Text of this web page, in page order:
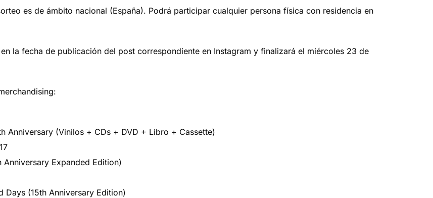
es de ámbito nacional (España). Podrá participar cualquier persona física con residencia en
la fecha de publicación del post correspondiente en Instagram y finalizará el miércoles 23 de
Anniversary (Vinilos + CDs + DVD + Libro + Cassette)
Anniversary Expanded Edition)
Days (15th Anniversary Edition)